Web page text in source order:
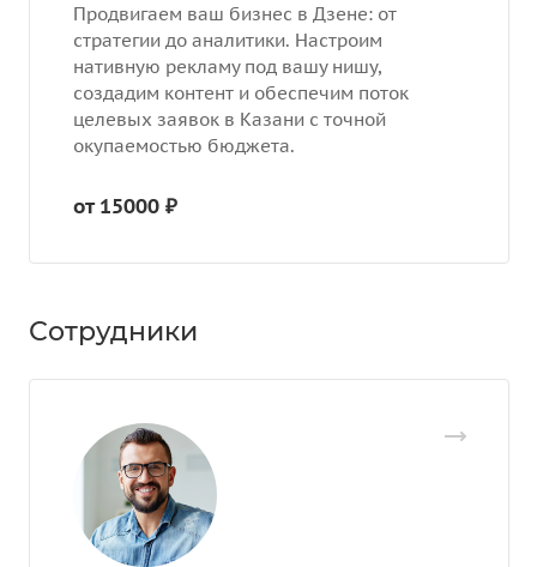
Продвигаем ваш бизнес в Дзене: от
стратегии до аналитики. Настроим
нативную рекламу под вашу нишу,
создадим контент и обеспечим поток
целевых заявок в Казани с точной
окупаемостью бюджета.
от 15000 ₽
Сотрудники